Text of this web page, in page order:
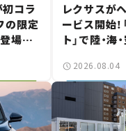
コラ
の限定
場。
レクサスが
ービス開始
ト」で陸・
2026.08.04